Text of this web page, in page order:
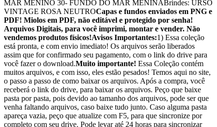
MAR MENINO 30- FUNDO DO MAR MENINABrindes: URSO
VINTAGE ROSA NEUTROCapas e fundos enviados em PNG e
PDF! Miolos em PDF, não editável e protegido por senha!
Arquivos Digitais, para você imprimi, montar e vender. Não
vendemos produtos físicos!Avisos Importantes:1) Essa coleção
está pronta, e com envio imediato! Os arquivos serão liberados
assim que for confirmado seu pagamento, com o link do drive para
você fazer o download.Muito importante! Essa Coleção contém
muitos arquivos, e com isso, eles estão pesados! Temos aqui no site,
o passo a passo de como baixar os arquivos. Após a compra, você
receberá o link do drive, para baixar os arquivos. Peço que baixe
pasta por pasta, pois devido ao tamanho dos arquivos, pode ser que
venha faltando arquivos, caso baixe tudo junto. Caso alguma pasta
apareça vazia, peço que atualize com F5, para que sincronize por
completo com seu drive. Pode levar até 24 horas para sincronizar